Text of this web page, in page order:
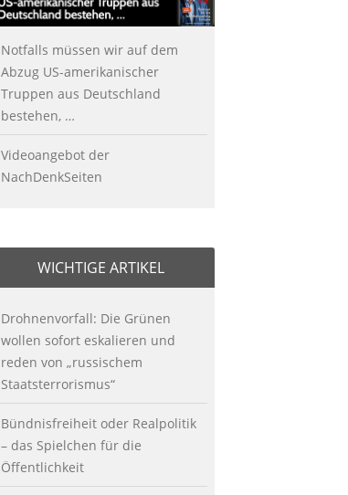
Notfalls müssen wir auf dem
Abzug US-amerikanischer
Truppen aus Deutschland
bestehen, …
Videoangebot der
NachDenkSeiten
WICHTIGE ARTIKEL
Drohnenvorfall: Die Grünen
wollen sofort eskalieren und
reden von „russischem
Staatsterrorismus“
Bündnisfreiheit oder Realpolitik
– das Spielchen für die
Öffentlichkeit